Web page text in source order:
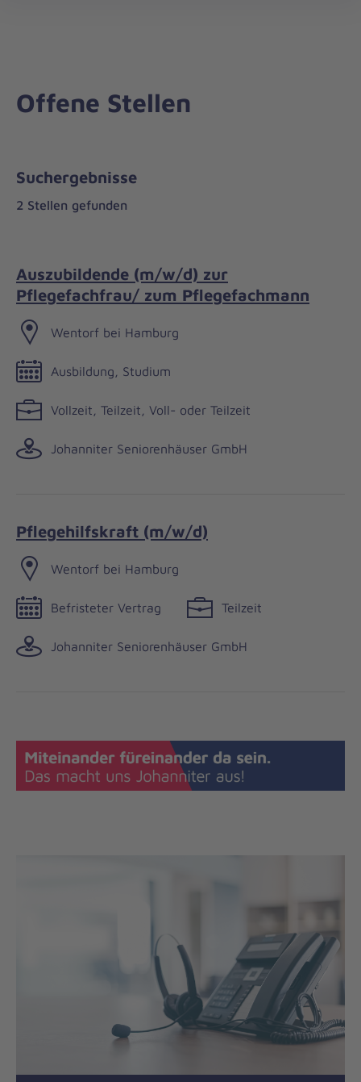
Offene Stellen
Suchergebnisse
2 Stellen gefunden
Auszubildende (m/w/d) zur
Pflegefachfrau/ zum Pflegefachmann
Wentorf bei Hamburg
Ausbildung, Studium
Vollzeit, Teilzeit, Voll- oder Teilzeit
Johanniter Seniorenhäuser GmbH
Pflegehilfskraft (m/w/d)
Wentorf bei Hamburg
Befristeter Vertrag Teilzeit
Johanniter Seniorenhäuser GmbH